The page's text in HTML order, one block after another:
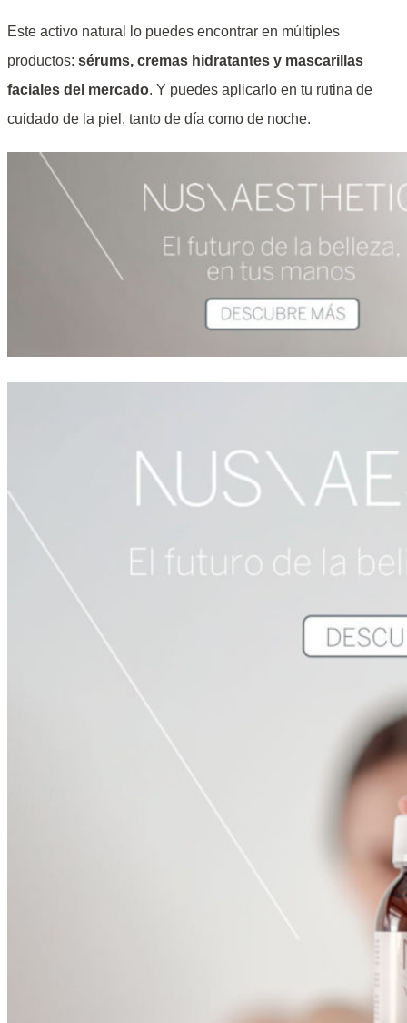
Este activo natural lo puedes encontrar en múltiples
productos: sérums, cremas hidratantes y mascarillas
faciales del mercado. Y puedes aplicarlo en tu rutina de
cuidado de la piel, tanto de día como de noche.